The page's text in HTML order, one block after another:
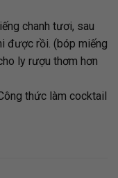
chanh tươi, sau
được rồi. (bóp miếng
ly rượu thơm hơn
thức làm cocktail